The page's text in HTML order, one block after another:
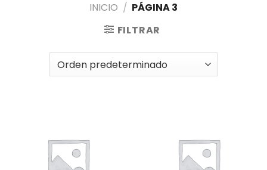
INICIO / PÁGINA 3
FILTRAR